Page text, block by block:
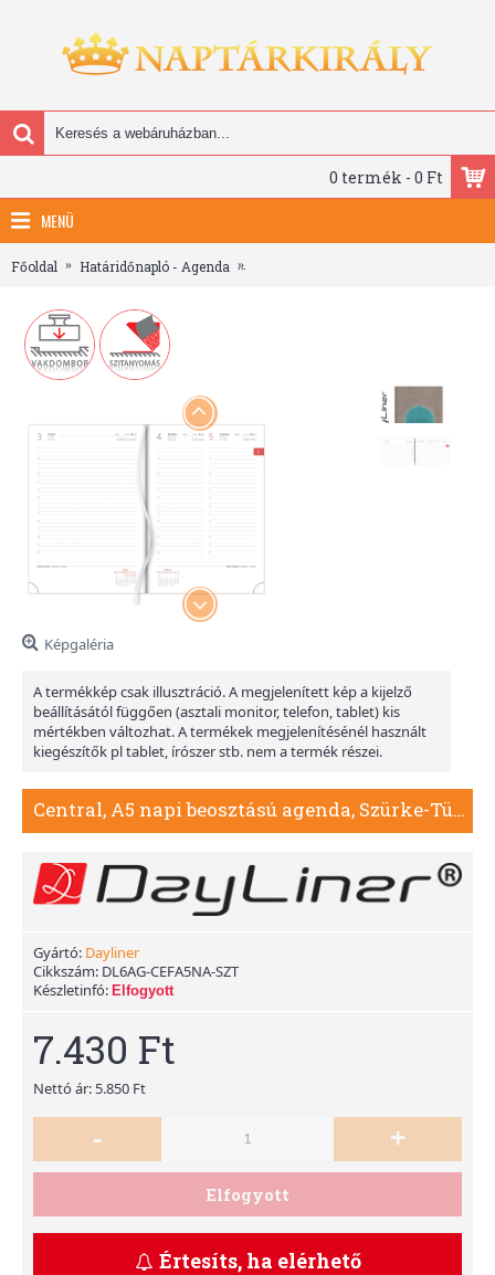
0 termék - 0 Ft
MENÜ
Főoldal Határidőnapló - Agenda
Képgaléria
A termékkép csak illusztráció. A megjelenített kép a kijelző
beállításától függően (asztali monitor, telefon, tablet) kis
mértékben változhat. A termékek megjelenítésénél használt
kiegészítők pl tablet, írószer stb. nem a termék részei.
Central, A5 napi beosztású agenda, Szürke-Türkiz
Gyártó: Dayliner
Cikkszám: DL6AG-CEFA5NA-SZT
Készletinfó: Elfogyott
7.430 Ft
Nettó ár: 5.850 Ft
- +
Elfogyott
Értesíts, ha elérhető